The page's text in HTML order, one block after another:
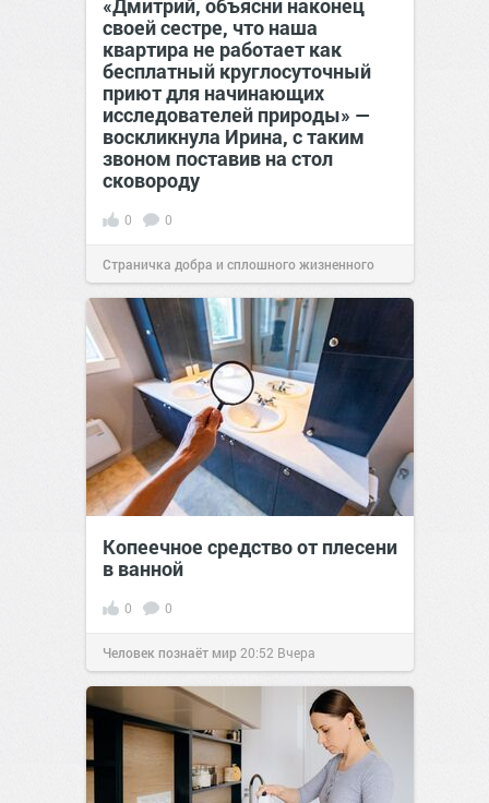
«Дмитрий, объясни наконец
своей сестре, что наша
квартира не работает как
бесплатный круглосуточный
приют для начинающих
исследователей природы» —
воскликнула Ирина, с таким
звоном поставив на стол
сковороду
0 0
Страничка добра и сплошного жизненного
позитива!00:2807 авг 2026
Копеечное средство от плесени
в ванной
0 0
Человек познаёт мир 20:52 Вчера